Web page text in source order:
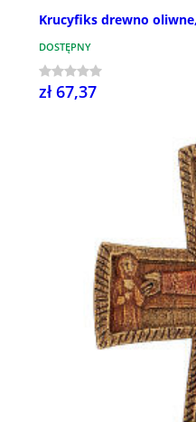
Krucyfiks drewno
DOSTĘPNY
zł 67,37